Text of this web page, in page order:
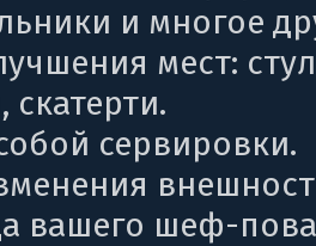
и многое
мест:
скатерти.
сервировки.
вашего шеф-